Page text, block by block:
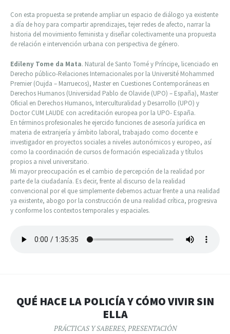
Con esta propuesta se pretende ampliar un espacio de diálogo ya existente
a día de hoy para compartir aprendizajes, tejer redes de afecto, narrar la
historia del movimiento feminista y diseñar colectivamente una propuesta
de relación e intervención urbana con perspectiva de género.
Edileny Tome da Mata. Natural de Santo Tomé y Príncipe, licenciado en
Derecho público-Relaciones Internacionales por la Université Mohammed
Premier (Oujda – Marruecos), Master en Cuestiones Contemporáneas en
Derechos Humanos (Universidad Pablo de Olavide (UPO) – España), Master
Oficial en Derechos Humanos, Interculturalidad y Desarrollo (UPO) y
Doctor CUM LAUDE con acreditación europea por la UPO- España.
En términos profesionales he ejercido funciones de asesoría jurídica en
materia de extranjería y ámbito laboral, trabajado como docente e
investigador en proyectos sociales a niveles autonómicos y europeo, así
como la coordinación de cursos de formación especializada y títulos
propios a nivel universitario.
Mi mayor preocupación es el cambio de percepción de la realidad por
parte de la ciudadanía. Es decir, frente al discurso de la realidad
convencional por el que simplemente debemos actuar frente a una realidad
ya existente, abogo por la construcción de una realidad crítica, progresiva
y conforme los contextos temporales y espaciales.
QUÉ HACE LA POLICÍA Y CÓMO VIVIR SIN
ELLA
PRÁCTICAS Y SABERES, PRESENTACIÓN